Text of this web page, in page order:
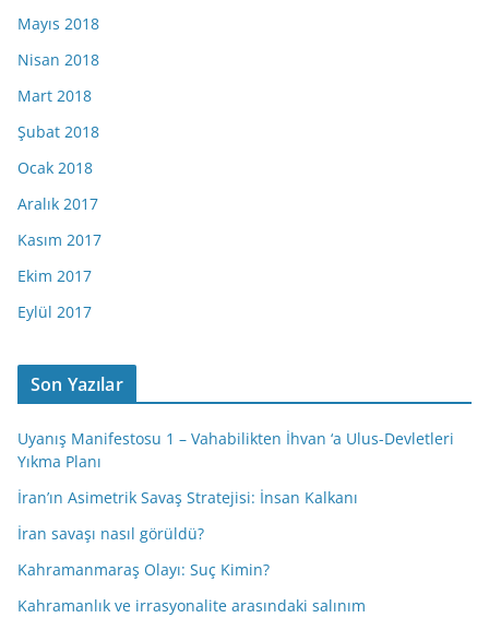
Mayıs 2018
Nisan 2018
Mart 2018
Şubat 2018
Ocak 2018
Aralık 2017
Kasım 2017
Ekim 2017
Eylül 2017
Son Yazılar
Uyanış Manifestosu 1 – Vahabilikten İhvan ‘a Ulus-Devletleri
Yıkma Planı
İran’ın Asimetrik Savaş Stratejisi: İnsan Kalkanı
İran savaşı nasıl görüldü?
Kahramanmaraş Olayı: Suç Kimin?
Kahramanlık ve irrasyonalite arasındaki salınım